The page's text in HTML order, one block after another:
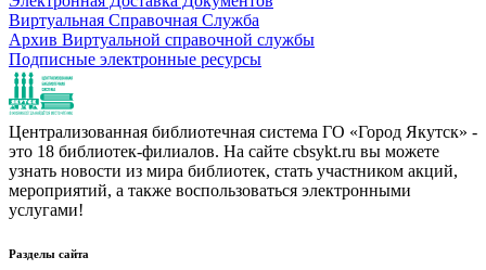
Виртуальная Справочная Служба
Архив Виртуальной справочной службы
Подписные электронные ресурсы
Централизованная библиотечная система ГО «Город Якутск» -
это 18 библиотек-филиалов. На сайте cbsykt.ru вы можете
узнать новости из мира библиотек, стать участником акций,
мероприятий, а также воспользоваться электронными
услугами!
Разделы сайта